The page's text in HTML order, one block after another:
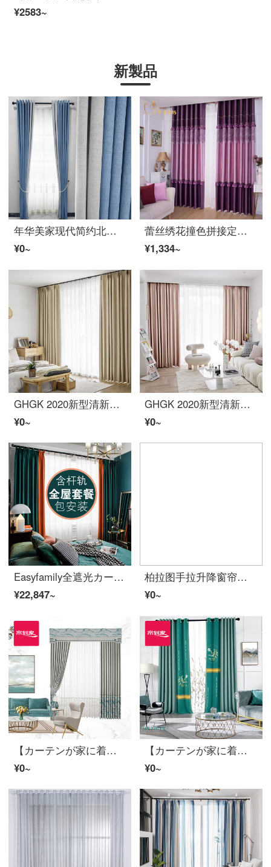
¥2583~
新製品
年华美家现代简约北欧风无缝拼接遮光加厚窗帘成品定制客厅卧室书房窗帘ファブリック生地 浅蓝色 ファブリック生地每米加工免费
¥0~
蕾丝绣花撞色拼接定制既製カーテン简约遮光客厅卧室遮阳新款 1961-紫色-12.6 2片【1..5米宽X2.7米高+挂钩】
¥1,334~
GHGK 2020新型清新简略北欧カーテンファブリック生地纯色绵りんん质感客间寝室遮日光美式カスタマイズカートンフックタイプ打孔デザインミルクティー色その他サイズ连络客服/1メートル打孔タイプ
¥0~
GHGK 2020新型清新简略北欧カーテンファブリック生地纯色绵リヨン质感客间寝室遮日光美式カスタマイズカートンフックタイプ打孔デザイン桃ピンクその他サイズ连络客服/1メートル打孔タイプ
¥0~
Easyfamily全遮光カーテンセット全屋カスタマイズカーテン2021年新款简约现代轻奢流行客间寝室包上门测量取付Cセット:5セットFabrick生地カーテン+3セットレーザーカーテン+セットレール+测量取付
¥22,847~
柏拉图手拉升降窗帘卷帘免打孔防水防油遮光遮阳卧室厨房卫生间浴室厕所 清香袭人 1.7米宽x2.0米高
¥0~
【カーテンが家に着く】布芸完成品のカーテンはシームレスにつなぎ合わせて、軽奢なジャカード工芸のリビングルームの床にある窓から流れる金の歳月が高い精密な半遮光LDC 20 SSA-2401 Sフック/カーテンヘッドを含まない(高さ2.6メートル以内で変更可能)XLのカーテンセット/ダブルオープン(適用窓の幅は3.5-4.2メートル)
¥0~
【カーテンが家に着く】完成品のカーテンはシームレスに接続されています。ロマンチックな田園シニールカスタムカーテンリビングルームの高遮光窓A 03 0301 Sフック（高さ2.6メートル以内で変更可能）XXLのカーテンセット/ダブルオープン（適用窓幅3.5-4.1メートル）
¥0~